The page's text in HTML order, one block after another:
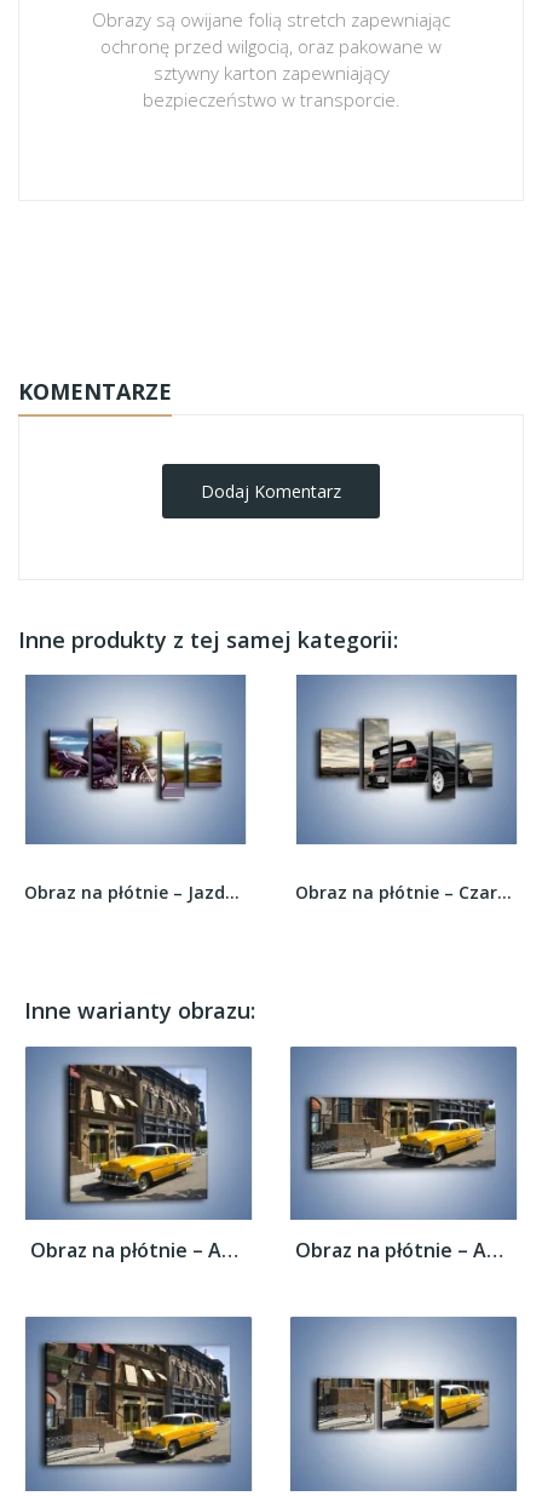
Obrazy są owijane folią stretch zapewniając
ochronę przed wilgocią, oraz pakowane w
sztywny karton zapewniający
bezpieczeństwo w transporcie.
KOMENTARZE
Dodaj Komentarz
Inne produkty z tej samej kategorii:
Obraz na płótnie – Jazda motocyklem o wschodzie... Obraz na płótnie – Czarne Subaru Impreza WRX...
Inne warianty obrazu:
Obraz na płótnie – Amerykańska taksówka z... Obraz na płótnie – Amerykańska taksówka z...